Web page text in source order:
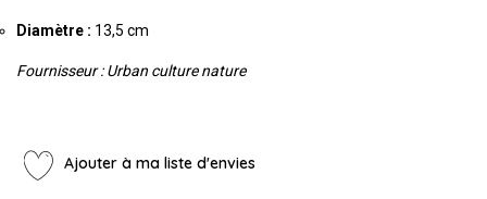
Diamètre : 13,5 cm
Fournisseur : Urban culture nature
Ajouter à ma liste d'envies